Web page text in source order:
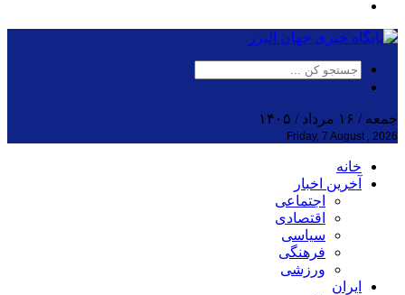
جمعه / ۱۶ مرداد / ۱۴۰۵
Friday, 7 August , 2026
خانه
آخرین اخبار
اجتماعی
اقتصادی
سیاسی
فرهنگی
ورزشی
ایران